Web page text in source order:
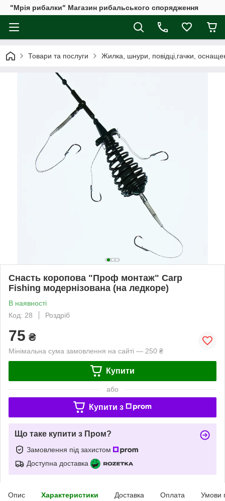
"Мрія рибалки" Магазин рибальського спорядження
Товари та послуги Жилка, шнури, повідці,гачки,
Снасть коропова "Проф монтаж" Carp
Fishing модернізована (на ледкоре)
В наявності
Код: 28
Роздріб
75 ₴
Мінімальна сума замовлення на сайті — 250 ₴
Купити
або
Купити з
Що таке купити з Пром?
Замовлення під захистом
Доступна доставка
Опис Характеристики Доставка Оплата Умови